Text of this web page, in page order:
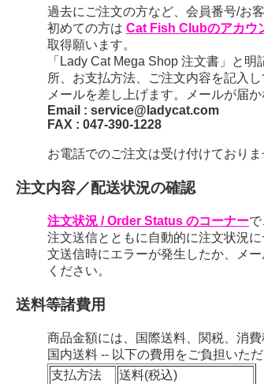
過去にご注文の方など、会員番号/お
初めての方は Cat Fish Clubのアカウ
取得願います。
「Lady Cat Mega Shop 注文書」と
所、お支払方法、ご注文内容を記入
メールを差し上げます。メールが届
Email : service@ladycat.com
FAX : 047-390-1228
お電話でのご注文は受け付けておりま
注文内容／配送状況の確認
注文状況 / Order Status のコーナー
注文送信とともに自動的に注文状況
文送信時にエラーが発生したか、メ
ください。
送料等諸費用
商品金額には、国際送料、関税、消
国内送料 -- 以下の費用をご負担いただ
支払方法
送料(税込)